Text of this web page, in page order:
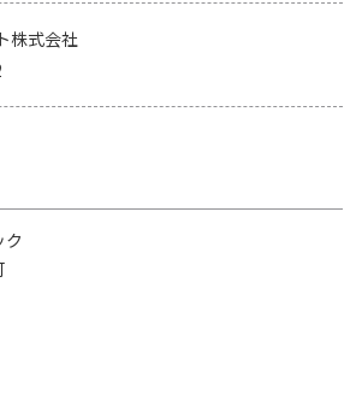
株式会社
ク